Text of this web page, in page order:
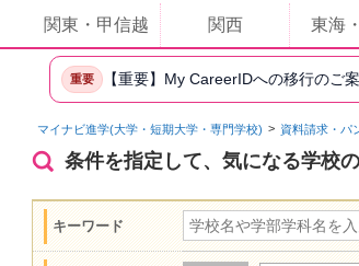
関東・甲信越 関西 東海
重要 【重要】My CareerIDへの移行のご
マイナビ進学(大学・短期大学・専門学校) 資料請求・パ
条件を指定して、気になる学校
キーワード